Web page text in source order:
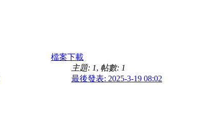
檔案下載
主題: 1, 帖數: 1
最後發表: 2025-3-19 08:02